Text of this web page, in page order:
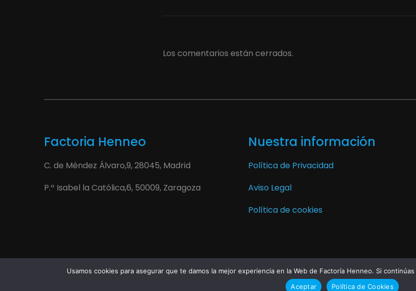
Los comentarios están cerrados.
Factoria Henneo
C. de Méndez Álvaro,9, 28045, Madrid
P.º Isabel la Católica,6, 50009, Zaragoza
Nuestra información
Política de Privacidad
Aviso Legal
Política de cookies
Usamos cookies para asegurar que te damos la mejor experiencia en la Web de Factoría Henneo. Si
Aceptar
Política de Cookies